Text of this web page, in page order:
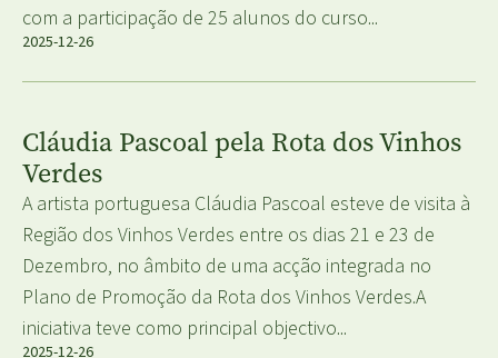
com a participação de 25 alunos do curso...
2025-12-26
Cláudia Pascoal pela Rota dos Vinhos
Verdes
A artista portuguesa Cláudia Pascoal esteve de visita à
Região dos Vinhos Verdes entre os dias 21 e 23 de
Dezembro, no âmbito de uma acção integrada no
Plano de Promoção da Rota dos Vinhos Verdes.A
iniciativa teve como principal objectivo...
2025-12-26